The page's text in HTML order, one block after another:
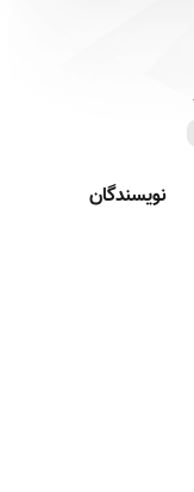
نویسندگان